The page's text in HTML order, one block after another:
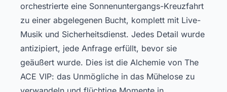
orchestrierte eine Sonnenuntergangs-Kreuzfahrt
zu einer abgelegenen Bucht, komplett mit Live-
Musik und Sicherheitsdienst. Jedes Detail wurde
antizipiert, jede Anfrage erfüllt, bevor sie
geäußert wurde. Dies ist die Alchemie von The
ACE VIP: das Unmögliche in das Mühelose zu